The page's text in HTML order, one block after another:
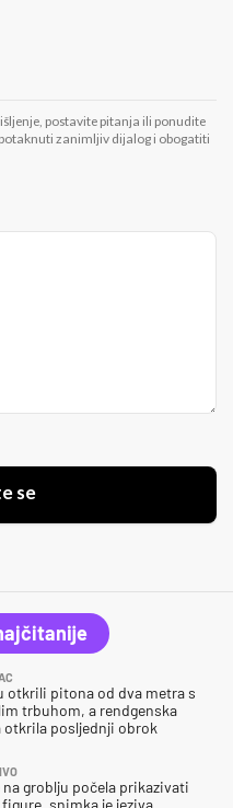
postavite pitanja ili ponudite
zanimljiv dijalog i obogatiti
se
otkrili pitona od dva metra s
trbuhom, a rendgenska
otkrila posljednji obrok
na groblju počela prikazivati
snimka je jeziva